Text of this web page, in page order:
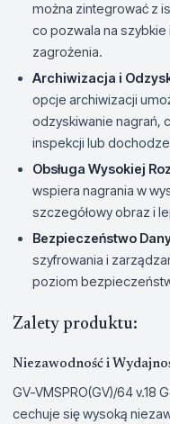
można zintegrować z
co pozwala na
zagrożenia.
Archiwizacja i
opcje archiwizacji
odzyskiwanie nagrań,
inspekcji lub
Obsługa Wysokiej
wspiera nagrania w
szczegółowy obraz i
Bezpieczeństwo
szyfrowania i
poziom
Zalety produktu:
Niezawodność i
GV-VMSPRO(GV)/64 v.18
cechuje się wysoką